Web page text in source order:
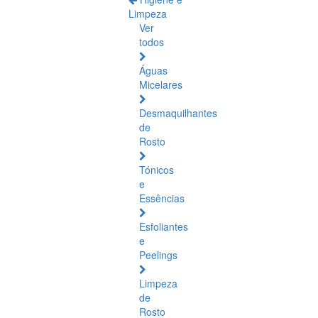
Limpeza
Ver
todos
Águas
Micelares
Desmaquilhantes
de
Rosto
Tónicos
e
Essências
Esfoliantes
e
Peelings
Limpeza
de
Rosto